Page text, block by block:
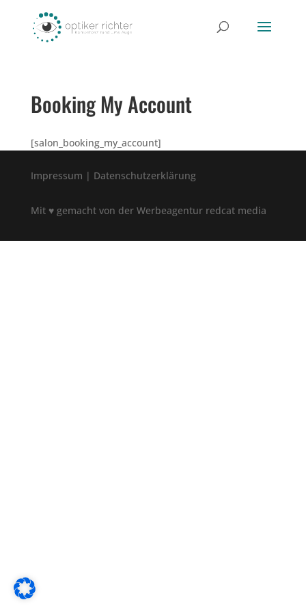
Booking My Account
[salon_booking_my_account]
Impressum | Datenschutzerklärung
Mit ♥gemacht von der Werbeagentur redcat media